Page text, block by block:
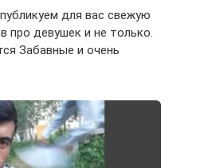
для вас свежую
про девушек и не только.
Забавные и очень